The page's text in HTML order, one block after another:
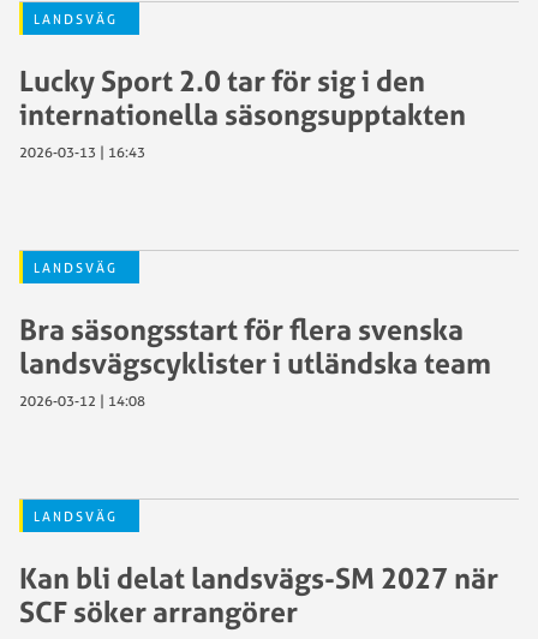
LANDSVÄG
Lucky Sport 2.0 tar för sig i den
internationella säsongsupptakten
2026-03-13 | 16:43
LANDSVÄG
Bra säsongsstart för flera svenska
landsvägscyklister i utländska team
2026-03-12 | 14:08
LANDSVÄG
Kan bli delat landsvägs-SM 2027 när
SCF söker arrangörer